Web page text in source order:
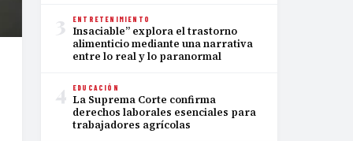
3 ENTRETENIMIENTO
Insaciable” explora el trastorno
alimenticio mediante una narrativa
entre lo real y lo paranormal
4 EDUCACIÓN
La Suprema Corte confirma
derechos laborales esenciales para
trabajadores agrícolas